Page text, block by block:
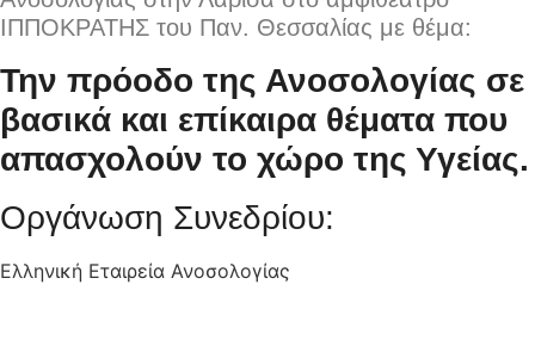
ΙΠΠΟΚΡΑΤΗΣ του Παν. Θεσσαλίας με θέμα:
Την πρόοδο της Ανοσολογίας σε
βασικά και επίκαιρα θέματα που
απασχολούν το χώρο της Υγείας.
Οργάνωση Συνεδρίου:
Ελληνική Εταιρεία Ανοσολογίας